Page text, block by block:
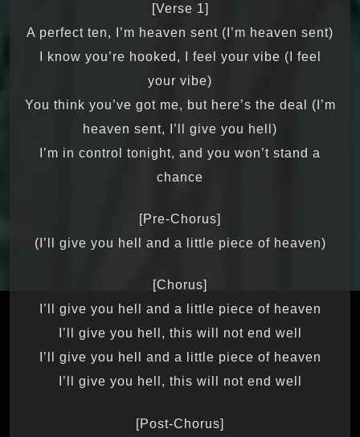
[Verse 1]
A perfect ten, I’m heaven sent (I’m heaven sent)
I know you’re hooked, I feel your vibe (I feel
your vibe)
You think you’ve got me, but here’s the deal (I’m
heaven sent, I’ll give you hell)
I’m in control tonight, and you won’t stand a
chance
[Pre-Chorus]
(I’ll give you hell and a little piece of heaven)
[Chorus]
I’ll give you hell and a little piece of heaven
I’ll give you hell, this will not end well
I’ll give you hell and a little piece of heaven
I’ll give you hell, this will not end well
[Post-Chorus]